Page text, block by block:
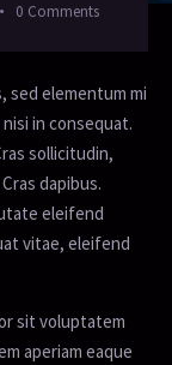
0 Comments
sed elementum mi
in consequat.
sollicitudin,
dapibus.
eleifend
vitae, eleifend
sit voluptatem
aperiam eaque